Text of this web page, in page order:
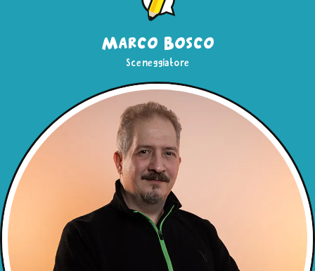
Marco Bosco
Sceneggiatore